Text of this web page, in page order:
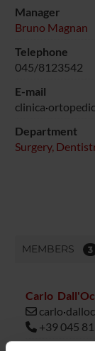
Manager
Bruno Magnan
Telephone
045/8123542
E-mail
clinica
Department
Surgery,
MEMBERS 3
Carlo
carlo
+39 045